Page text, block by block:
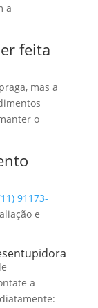
a
feita
mas a
o
91173-
e
a